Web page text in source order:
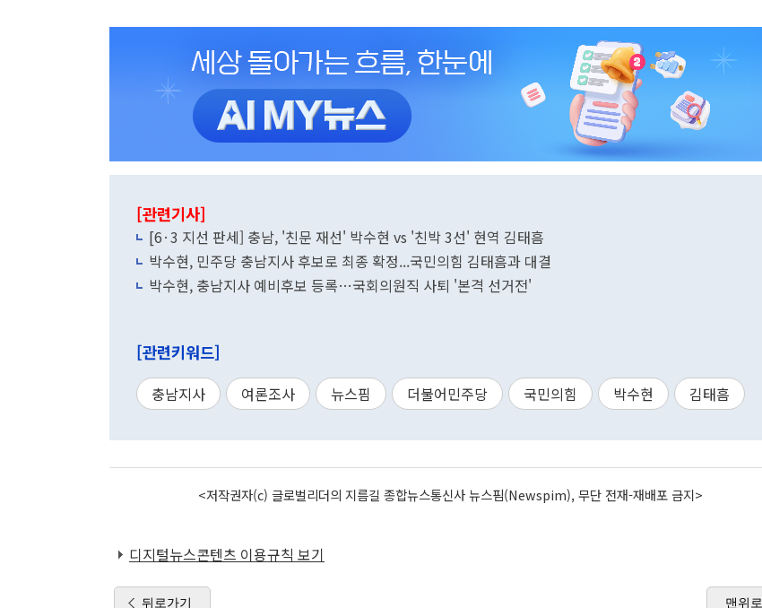
[관련기사]
[6·3 지선 판세] 충남, '친문 재선' 박수현 vs '친박 3선' 현역 김태흠
박수현, 민주당 충남지사 후보로 최종 확정...국민의힘 김태흠과 대결
박수현, 충남지사 예비후보 등록…국회의원직 사퇴 '본격 선거전'
[관련키워드]
충남지사 여론조사 뉴스핌 더불어민주당 국민의힘 박수현 김태흠
<저작권자(c) 글로벌리더의 지름길 종합뉴스통신사 뉴스핌(Newspim), 무단 전재-재배포 금지>
디지털뉴스콘텐츠 이용규칙 보기
뒤로가기 맨위로